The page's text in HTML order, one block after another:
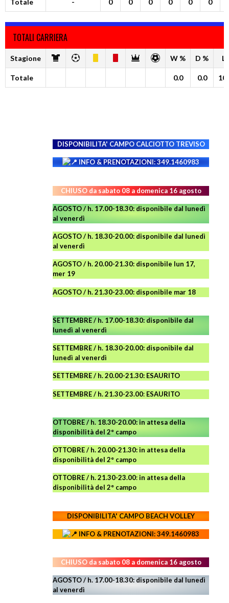
Totale - 0 0 0 0 0 0
TOTALI CARRIERA
Stagione W % D % L
Totale 0.0 0.0
DISPONIBILITA' CAMPO CALCIOTTO TREVISO
INFO & PRENOTAZIONI: 349.1460983
CHIUSO da sabato 08 a domenica 16 agosto
AGOSTO / h. 17.00-18.30: disponibile dal lunedì
al venerdì
AGOSTO/ h. 18.30-20.00: disponibile dal lunedì
al venerdì
AGOSTO / h. 20.00-21.30: disponibile lun 17,
mer 19
AGOSTO/ h. 21.30-23.00: disponibile mar 18
SETTEMBRE / h. 17.00-18.30: disponibile dal
lunedì al venerdì
SETTEMBRE / h. 18.30-20.00: disponibile dal
lunedì al venerdì
SETTEMBRE / h. 20.00-21.30: ESAURITO
SETTEMBRE / h. 21.30-23.00: ESAURITO
OTTOBRE / h. 18.30-20.00:in attesa della
disponibilità del 2° campo
OTTOBRE / h. 20.00-21.30:in attesa della
disponibilità del 2° campo
OTTOBRE / h. 21.30-23.00:in attesa della
disponibilità del 2° campo
DISPONIBILITA' CAMPOBEACH VOLLEY
INFO & PRENOTAZIONI: 349.1460983
CHIUSO da sabato 08 a domenica 16 agosto
AGOSTO / h. 17.00-18.30: disponibile dal lunedì
al venerdì